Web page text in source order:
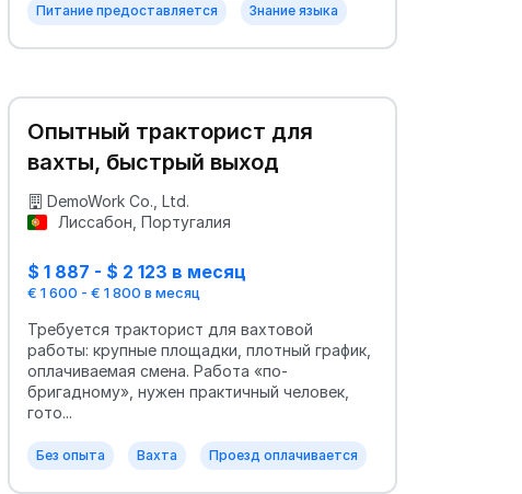
Питание предоставляется Знание языка
Опытный тракторист для
вахты, быстрый выход
DemoWork Co., Ltd.
Лиссабон, Португалия
$ 1 887 - $ 2 123 в месяц
€ 1 600 - € 1 800 в месяц
Требуется тракторист для вахтовой
работы: крупные площадки, плотный график,
оплачиваемая смена. Работа «по-
бригадному», нужен практичный человек,
гото...
Без опыта Вахта Проезд оплачивается